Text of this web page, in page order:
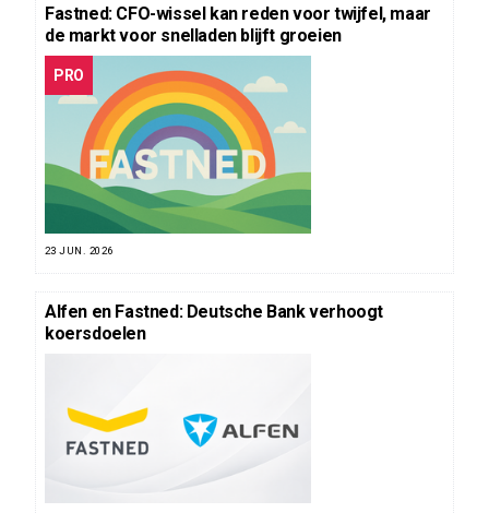
Fastned: CFO-wissel kan reden voor twijfel, maar
de markt voor snelladen blijft groeien
PRO
23 JUN. 2026
Alfen en Fastned: Deutsche Bank verhoogt
koersdoelen